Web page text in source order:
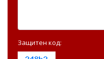
Защитен код: